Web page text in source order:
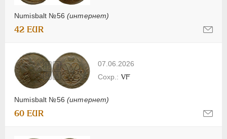
Numisbalt №56 (интернет)
42 EUR
07.06.2026
Numisbalt №56 (интернет)
VF
60 EUR